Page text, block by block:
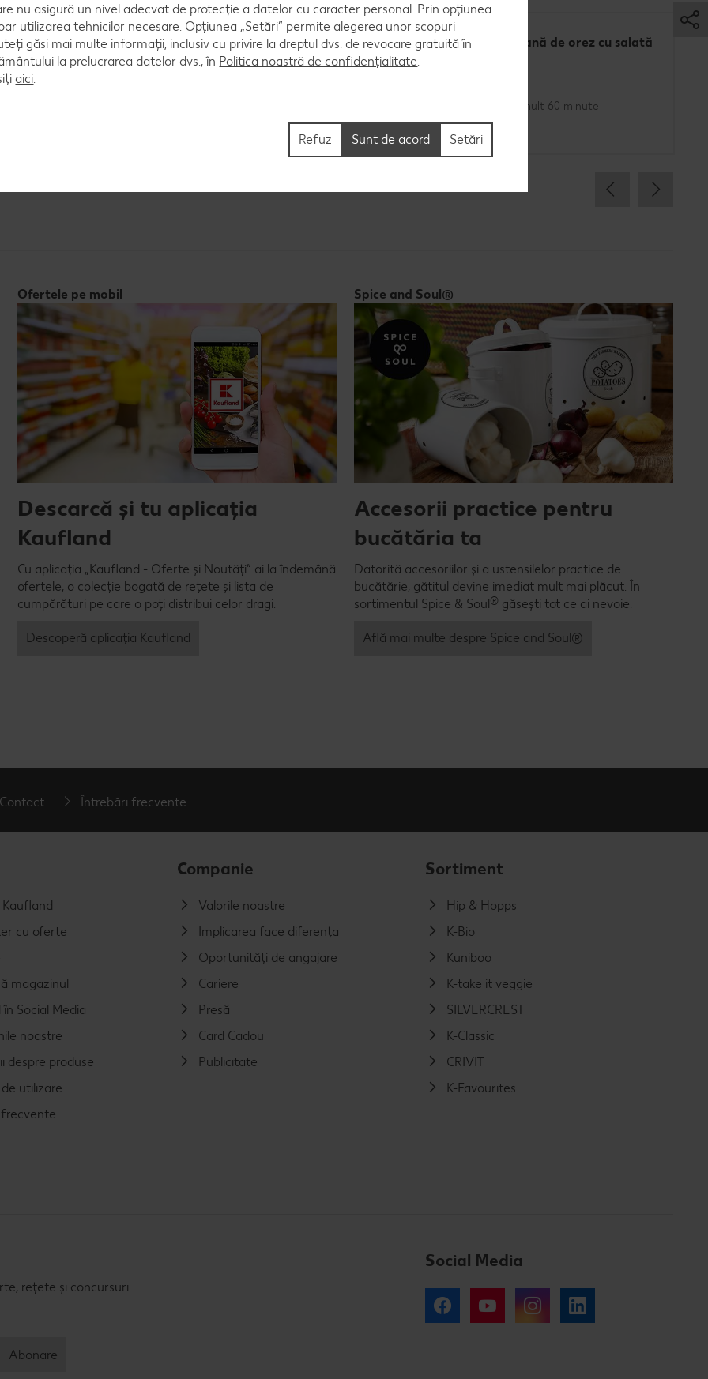
fasole Somon în crustă de pesto
Budincă italiană de orez cu salată
Cel mult 60 minute
Ofertele pe mobil
Descarcă și tu aplicația
Kaufland
Cu aplicația „Kaufland - Oferte și Noutăți” ai la îndemână
ofertele, o colecție bogată de rețete și lista de
cumpărături pe care o poți distribui celor dragi.
Descoperă aplicația Kaufland
Spice and Soul®
Accesorii practice pentru
bucătăria ta
Datorită accesoriilor și a ustensilelor practice de
bucătărie, gătitul devine imediat mult mai plăcut. În
sortimentul Spice & Soul ® găsești tot ce ai nevoie.
Află mai multe despre Spice and Soul®
Contact Întrebări frecvente
cu oferte
magazinul
în Social Media
noastre
despre produse
utilizare
frecvente
Companie
Valorile noastre
Implicarea face diferența
Oportunități de angajare
Cariere
Presă
Card Cadou
Publicitate
Sortiment
Hip & Hopps
K-Bio
Kuniboo
K-take it veggie
SILVERCREST
K-Classic
CRIVIT
K-Favourites
rețete și concursuri
Abonare
Social Media
Facebook YouTube Instagram
nu asigură un nivel adecvat de protecție a datelor cu caracter personal. Prin opțiunea
utilizarea tehnicilor necesare. Opțiunea „Setări” permite alegerea unor scopuri
găsi mai multe informații, inclusiv cu privire la dreptul dvs. de revocare gratuită în
la prelucrarea datelor dvs., în Politica noastră de confidențialitate
aici
Setări
Refuz Sunt de acord